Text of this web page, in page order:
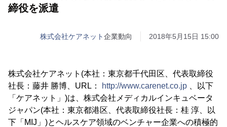
締役を派遣
株式会社ケアネット企業動向 2018年5月15日 15:00
株式会社ケアネット(本社：東京都千代田区、代表取締役
社長：藤井 勝博、URL：
http://www.carenet.co.jp 、以下
「ケアネット」)は、株式会社メディカルインキュベータ
ジャパン(本社：東京都港区、代表取締役社長：桂 淳、以
下「MIJ」)とヘルスケア領域のベンチャー企業への積極的